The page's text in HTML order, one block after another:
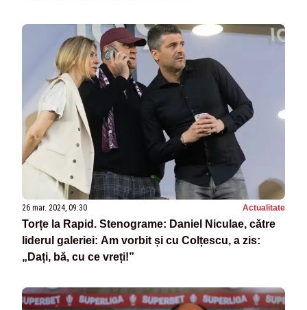
26 mar. 2024, 09:30 Actualitate
Torțe la Rapid. Stenograme: Daniel Niculae, către
liderul galeriei: Am vorbit și cu Colțescu, a zis:
„Dați, bă, cu ce vreți!”